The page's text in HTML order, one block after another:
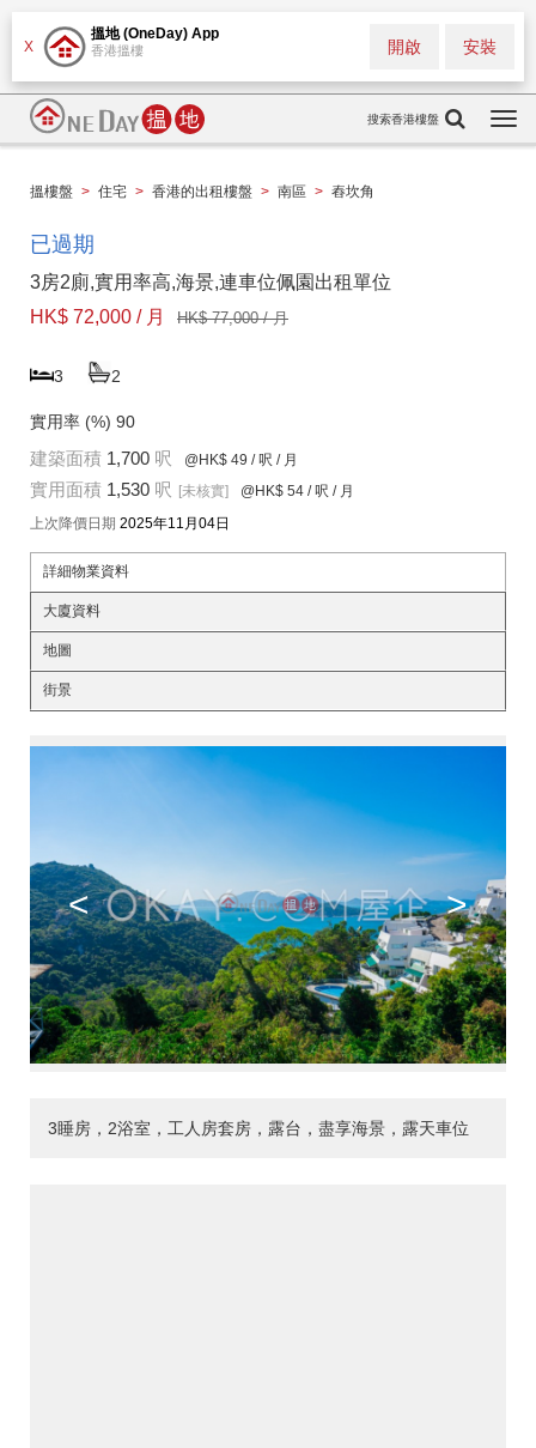
X
搵地 (OneDay) App
香港搵樓 安裝
開啟
搜索香港樓盤
搵樓盤 > 住宅 > 香港的出租樓盤 > 南區 > 舂坎角
已過期
3房2廁,實用率高,海景,連車位佩園出租單位
HK$ 72,000 / 月
HK$ 77,000 / 月
3 2
實用率 (%) 90
建築面積 1,700 呎 @HK$ 49 / 呎 / 月
實用面積 1,530 呎 [未核實] @HK$ 54 / 呎 / 月
上次降價日期 2025年11月04日
詳細物業資料
大廈資料
地圖
街景
< >
3睡房，2浴室，工人房套房，露台，盡享海景，露天車位